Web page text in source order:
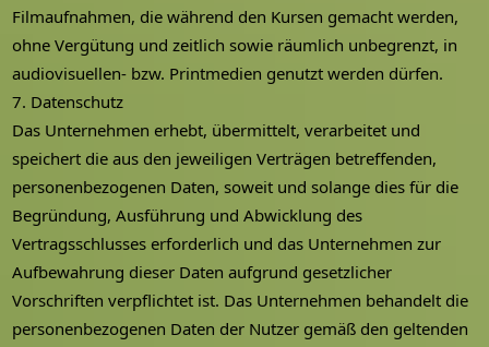
Filmaufnahmen, die während den Kursen gemacht werden,
ohne Vergütung und zeitlich sowie räumlich unbegrenzt, in
audiovisuellen- bzw. Printmedien genutzt werden dürfen.
7. Datenschutz
Das Unternehmen erhebt, übermittelt, verarbeitet und
speichert die aus den jeweiligen Verträgen betreffenden,
personenbezogenen Daten, soweit und solange dies für die
Begründung, Ausführung und Abwicklung des
Vertragsschlusses erforderlich und das Unternehmen zur
Aufbewahrung dieser Daten aufgrund gesetzlicher
Vorschriften verpflichtet ist. Das Unternehmen behandelt die
personenbezogenen Daten der Nutzer gemäß den geltenden